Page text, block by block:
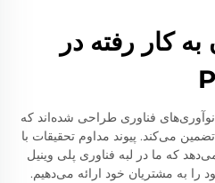
کار رفته در
فناوری طراحی شده‌اند که
می‌کند. پیوند مداوم تحقیقات با
که ما در لبه فناوری پلی وینیل
را به مشتریان خود ارائه می‌دهیم.